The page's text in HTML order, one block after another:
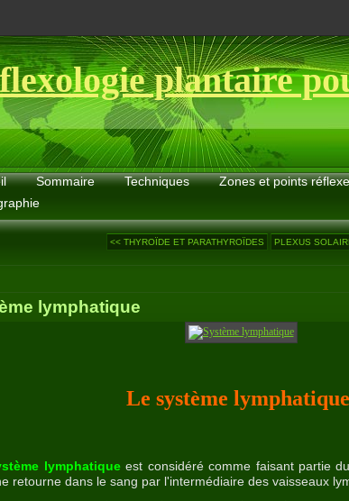
plantaire
Sommaire Techniques Zones et points
<< THYROÏDE ET PARATHYROÏDES PLEXUS
lymphatique
Le système lymphatique
lymphatique est considéré comme faisant partie
retourne dans le sang par l'intermédiaire des vaisseaux